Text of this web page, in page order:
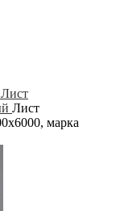
Лист
Лист
марка